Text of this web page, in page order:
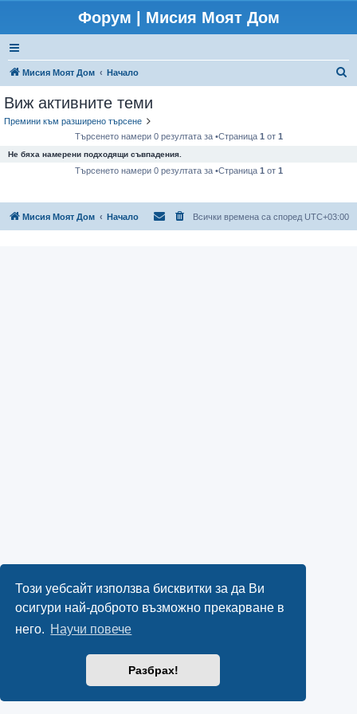
Този уебсайт използва бисквитки за да Ви
осигури най-доброто възможно прекарване в
него. Научи повече
Разбрах!
Форум | Мисия Моят Дом
Мисия Моят Дом Начало
Виж активните теми
Премини към разширено търсене
Търсенето намери 0 резултата за •Страница 1 от 1
Не бяха намерени подходящи съвпадения.
Търсенето намери 0 резултата за •Страница 1 от 1
Мисия Моят Дом Начало Всички времена са според UTC+03:00